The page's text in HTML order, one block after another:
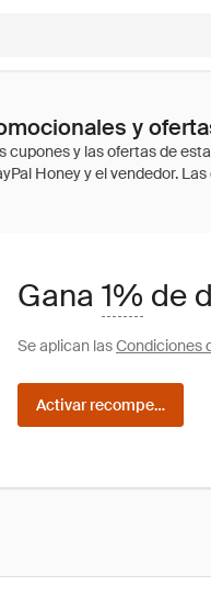
y
Gana 1% de
Se aplican lasCondiciones
Activar recompensas